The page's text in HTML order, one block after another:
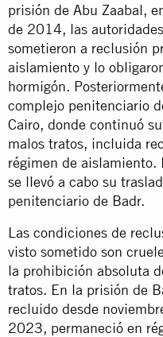
prisión de Abu Zaabal,
de 2014, las
sometieron a reclusión
aislamiento y lo
hormigón.
complejo penitenciario
Cairo, donde continuó
malos tratos, incluida
régimen de
se llevó a cabo su
penitenciario de Badr.
Las condiciones de
visto sometido son
la prohibición absoluta
tratos. En la prisión de
recluido desde
2023, permaneció en